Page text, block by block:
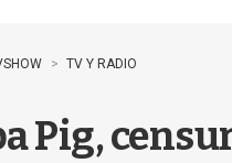
TV Y RADIO
Pig,